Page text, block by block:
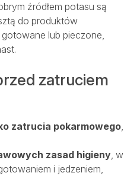
źródłem potasu są
do produktów
lub pieczone,
zatruciem
zatrucia pokarmowego,
zasad higieny, w
i jedzeniem,